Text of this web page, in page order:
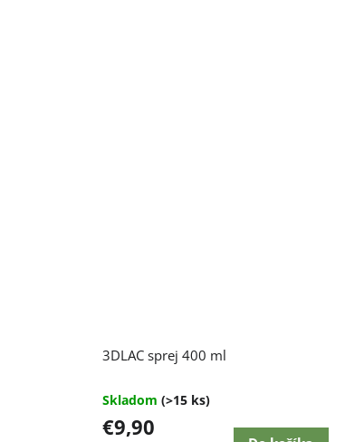
3DLAC sprej 400 ml
hodnotenie
4,7
z
Skladom (>15 ks)
€9,90